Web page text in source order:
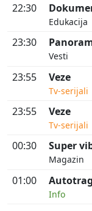
22:30
Edukacija
23:30
Vesti
23:55 Veze
Tv-serijali
23:55 Veze
Tv-serijali
00:30 Super
Magazin
01:00
Info